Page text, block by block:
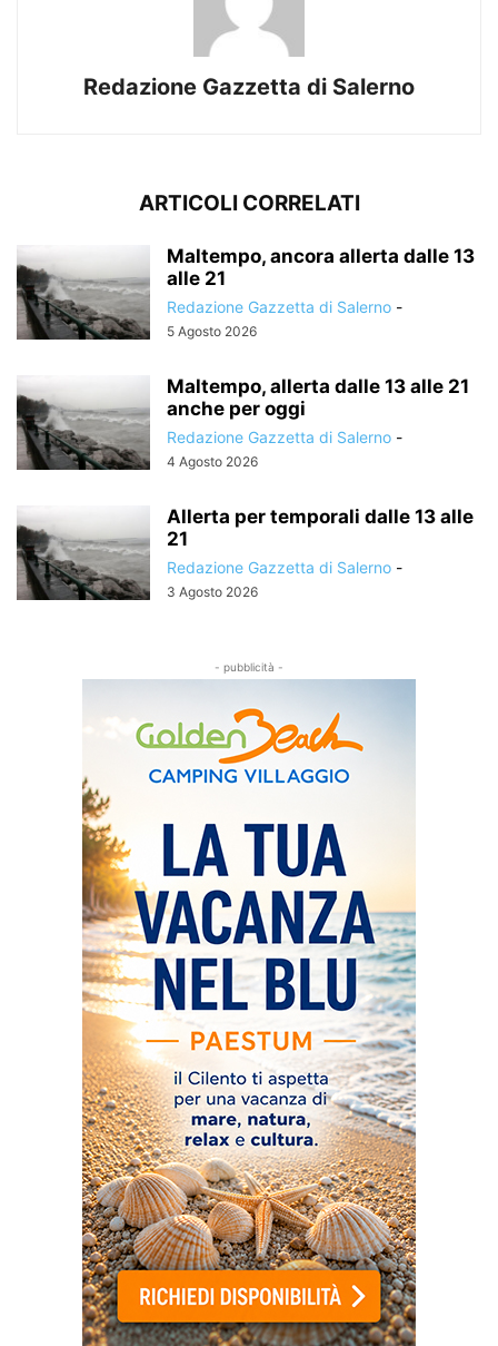
Redazione Gazzetta di Salerno
ARTICOLI CORRELATI
Maltempo, ancora allerta dalle 13
alle 21
Redazione Gazzetta di Salerno -
5 Agosto 2026
Maltempo, allerta dalle 13 alle 21
anche per oggi
Redazione Gazzetta di Salerno -
4 Agosto 2026
Allerta per temporali dalle 13 alle
21
Redazione Gazzetta di Salerno -
3 Agosto 2026
- pubblicità -